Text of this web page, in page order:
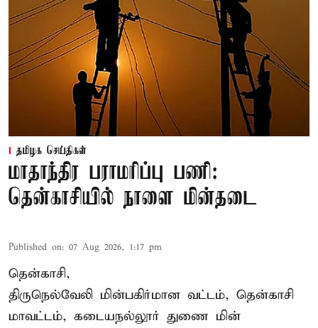
தமிழக செய்திகள்
மாதாந்திர பராமரிப்பு பணி:
தென்காசியில் நாளை மின்தடை
Published on: 07 Aug 2026, 1:17 pm
தென்காசி,
திருநெல்வேலி மின்பகிர்மான வட்டம், தென்காசி
மாவட்டம், கடையநல்லூர் துணை மின்